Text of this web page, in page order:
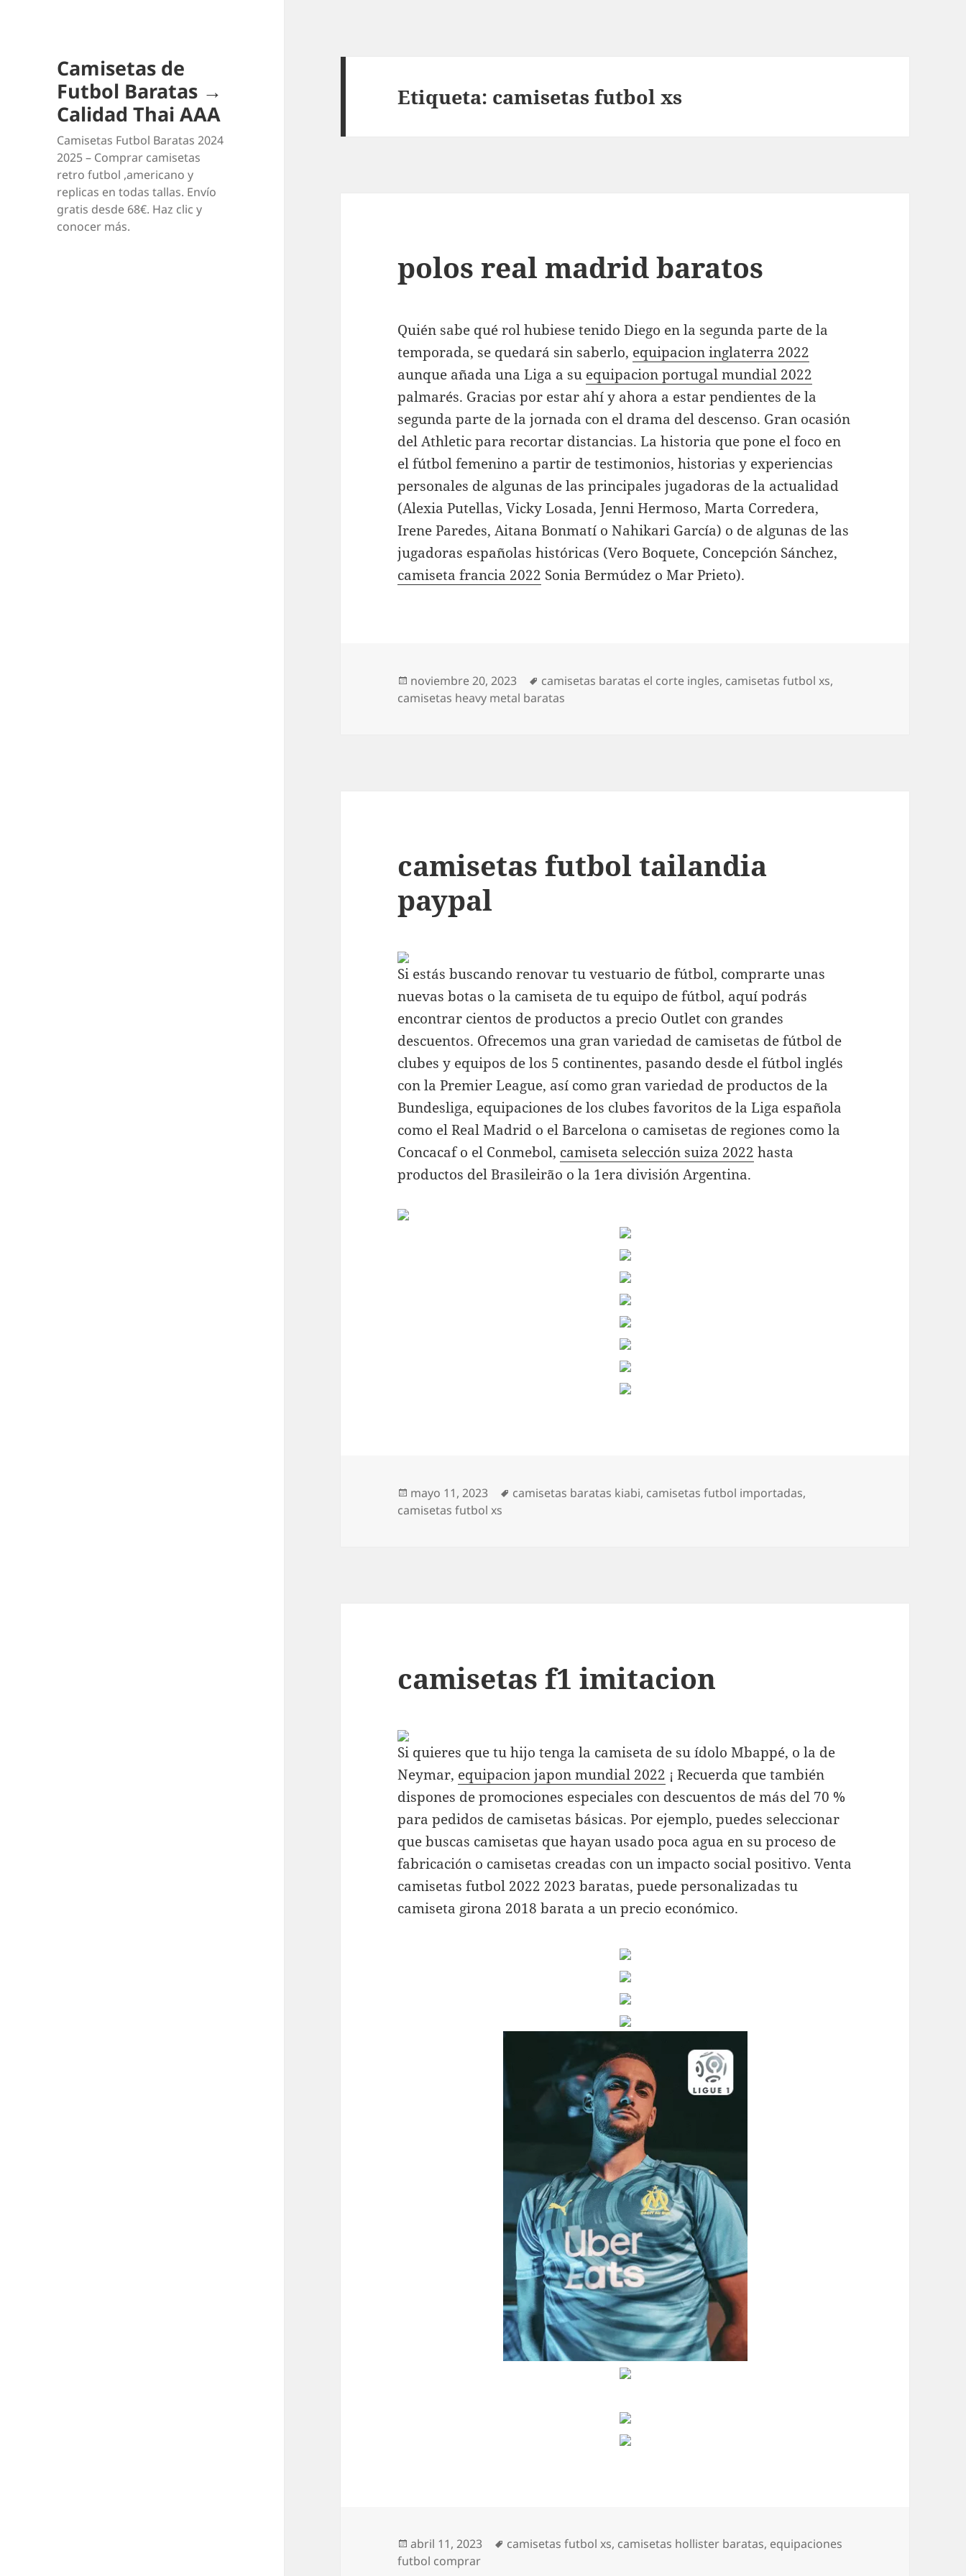
Camisetas de
Futbol Baratas →
Calidad Thai AAA
Camisetas Futbol Baratas 2024
2025 – Comprar camisetas
retro futbol ,americano y
replicas en todas tallas. Envío
gratis desde 68€. Haz clic y
conocer más.
Etiqueta: camisetas futbol xs
polos real madrid baratos
Quién sabe qué rol hubiese tenido Diego en la segunda parte de la
temporada, se quedará sin saberlo, equipacion inglaterra 2022
aunque añada una Liga a su equipacion portugal mundial 2022
palmarés. Gracias por estar ahí y ahora a estar pendientes de la
segunda parte de la jornada con el drama del descenso. Gran ocasión
del Athletic para recortar distancias. La historia que pone el foco en
el fútbol femenino a partir de testimonios, historias y experiencias
personales de algunas de las principales jugadoras de la actualidad
(Alexia Putellas, Vicky Losada, Jenni Hermoso, Marta Corredera,
Irene Paredes, Aitana Bonmatí o Nahikari García) o de algunas de las
jugadoras españolas históricas (Vero Boquete, Concepción Sánchez,
camiseta francia 2022 Sonia Bermúdez o Mar Prieto).
Publicado
el
noviembre 20, 2023 Etiquetas
camisetas baratas el corte ingles, camisetas futbol xs,
camisetas heavy metal baratas
camisetas futbol tailandia
paypal
Si estás buscando renovar tu vestuario de fútbol, comprarte unas
nuevas botas o la camiseta de tu equipo de fútbol, aquí podrás
encontrar cientos de productos a precio Outlet con grandes
descuentos. Ofrecemos una gran variedad de camisetas de fútbol de
clubes y equipos de los 5 continentes, pasando desde el fútbol inglés
con la Premier League, así como gran variedad de productos de la
Bundesliga, equipaciones de los clubes favoritos de la Liga española
como el Real Madrid o el Barcelona o camisetas de regiones como la
Concacaf o el Conmebol, camiseta selección suiza 2022 hasta
productos del Brasileirão o la 1era división Argentina.
Publicado
el
mayo 11, 2023 Etiquetas
camisetas baratas kiabi, camisetas futbol importadas,
camisetas futbol xs
camisetas f1 imitacion
Si quieres que tu hijo tenga la camiseta de su ídolo Mbappé, o la de
Neymar, equipacion japon mundial 2022 ¡ Recuerda que también
dispones de promociones especiales con descuentos de más del 70 %
para pedidos de camisetas básicas. Por ejemplo, puedes seleccionar
que buscas camisetas que hayan usado poca agua en su proceso de
fabricación o camisetas creadas con un impacto social positivo. Venta
camisetas futbol 2022 2023 baratas, puede personalizadas tu
camiseta girona 2018 barata a un precio económico.
Publicado
el
abril 11, 2023 Etiquetas
camisetas futbol xs, camisetas hollister baratas, equipaciones
futbol comprar